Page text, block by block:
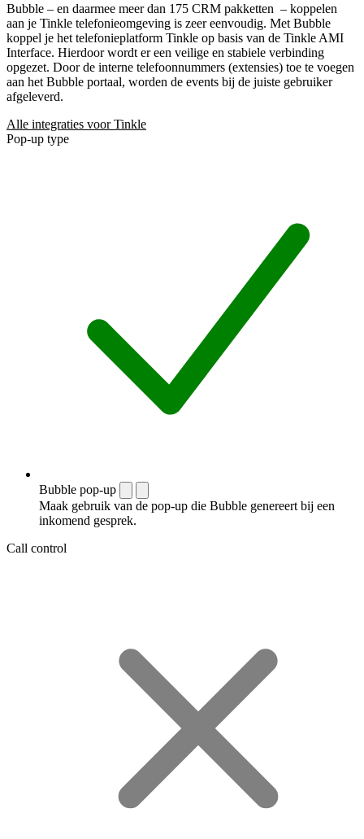
Bubble – en daarmee meer dan 175 CRM pakketten – koppelen
aan je Tinkle telefonieomgeving is zeer eenvoudig. Met Bubble
koppel je het telefonieplatform Tinkle op basis van de Tinkle AMI
Interface. Hierdoor wordt er een veilige en stabiele verbinding
opgezet. Door de interne telefoonnummers (extensies) toe te voegen
aan het Bubble portaal, worden de events bij de juiste gebruiker
afgeleverd.
Alle integraties voor Tinkle
Pop-up type
Bubble pop-up
Maak gebruik van de pop-up die Bubble genereert bij een
inkomend gesprek.
Call control